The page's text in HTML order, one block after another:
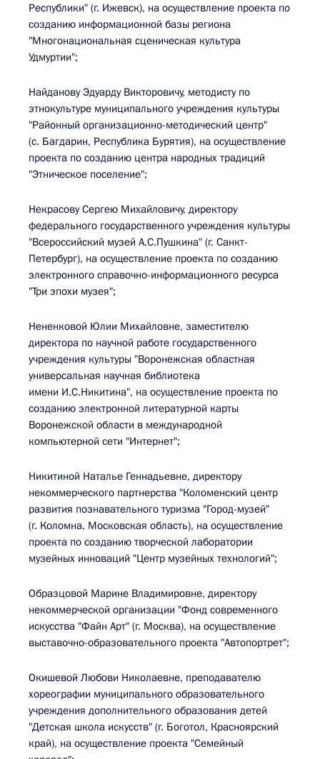
Республики" (г. Ижевск), на осуществление проекта по
созданию информационной базы региона
"Многонациональная сценическая культура
Удмуртии";
Найданову Эдуарду Викторовичу, методисту по
этнокультуре муниципального учреждения культуры
"Районный организационно-методический центр"
(с. Багдарин, Республика Бурятия), на осуществление
проекта по созданию центра народных традиций
"Этническое поселение";
Некрасову Сергею Михайловичу, директору
федерального государственного учреждения культуры
"Всероссийский музей А.С.Пушкина" (г. Санкт-
Петербург), на осуществление проекта по созданию
электронного справочно-информационного ресурса
"Три эпохи музея";
Нененковой Юлии Михайловне, заместителю
директора по научной работе государственного
учреждения культуры "Воронежская областная
универсальная научная библиотека
имени И.С.Никитина", на осуществление проекта по
созданию электронной литературной карты
Воронежской области в международной
компьютерной сети "Интернет";
Никитиной Наталье Геннадьевне, директору
некоммерческого партнерства "Коломенский центр
развития познавательного туризма "Город-музей"
(г. Коломна, Московская область), на осуществление
проекта по созданию творческой лаборатории
музейных инноваций "Центр музейных технологий";
Образцовой Марине Владимировне, директору
некоммерческой организации "Фонд современного
искусства "Файн Арт" (г. Москва), на осуществление
выставочно-образовательного проекта "Автопортрет";
Окишевой Любови Николаевне, преподавателю
хореографии муниципального образовательного
учреждения дополнительного образования детей
"Детская школа искусств" (г. Боготол, Красноярский
край), на осуществление проекта "Семейный